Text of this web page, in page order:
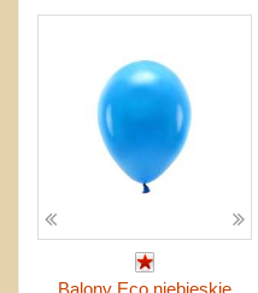
Balony Eco niebieskie